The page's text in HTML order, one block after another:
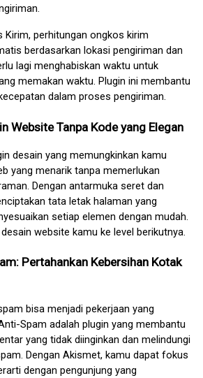
Kirim, perhitungan ongkos kirim
berdasarkan lokasi pengiriman dan
lagi menghabiskan waktu untuk
memakan waktu. Plugin ini membantu
dalam proses pengiriman.
Website Tanpa Kode yang Elegan
desain yang memungkinkan kamu
yang menarik tanpa memerlukan
Dengan antarmuka seret dan
tata letak halaman yang
setiap elemen dengan mudah.
website kamu ke level berikutnya.
Pertahankan Kebersihan Kotak
bisa menjadi pekerjaan yang
Spam adalah plugin yang membantu
yang tidak diinginkan dan melindungi
Dengan Akismet, kamu dapat fokus
dengan pengunjung yang